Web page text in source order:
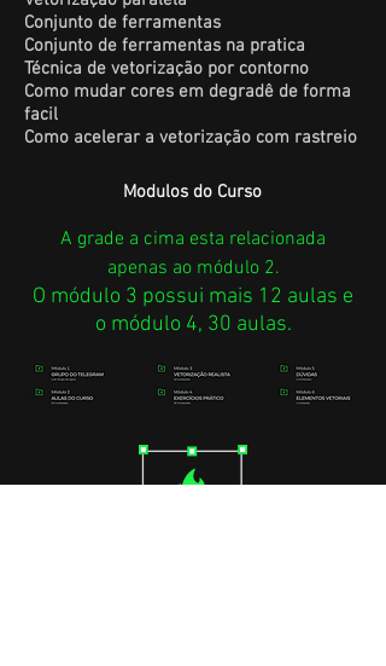
Conjunto de ferramentas
Conjunto de ferramentas na pratica
Técnica de vetorização por contorno
Como mudar cores em degradê de forma
facil
Como acelerar a vetorização com rastreio
Modulos do Curso
A grade a cima esta relacionada
apenas ao módulo 2.
O módulo 3 possui mais 12 aulas e
o módulo 4, 30 aulas.